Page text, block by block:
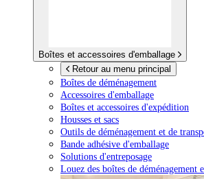
Boîtes et accessoires d'emballage
Retour au menu principal
Boîtes de déménagement
Accessoires d'emballage
Boîtes et accessoires d'expédition
Housses et sacs
Outils de déménagement et de
Bande adhésive d'emballage
Solutions d'entreposage
Louez des boîtes de déménagement